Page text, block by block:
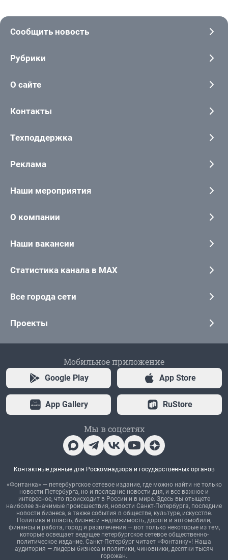
Сообщить новость
Рубрики
О сайте
Контакты
Техподдержка
Реклама
Наши мероприятия
О компании
Наши вакансии
Статистика канала в MAX
Все города сети
Проекты
Мобильное приложение
Google Play App Store
App Gallery RuStore
Мы в соцсетях
Контактные данные для Роскомнадзора и государственных органов
«Фонтанка» — петербургское сетевое издание, где можно найти не только
новости Петербурга, но и последние новости дня, и все важное и
интересное, что происходит в России и в мире. Здесь вы отыщете
наиболее значимые происшествия, новости Санкт-Петербурга, последние
новости бизнеса, а также события в обществе, культуре, искусстве.
Политика и власть, бизнес и недвижимость, дороги и автомобили,
финансы и работа, город и развлечения — вот только некоторые из тем,
которые освещает ведущее петербургское сетевое общественно-
политическое издание. Санкт-Петербург читает «Фонтанку»! Наша
аудитория — лидеры бизнеса и политики, чиновники, десятки тысяч
горожан.